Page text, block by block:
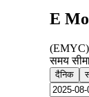
E
(EMYC)
समय
दैनिक